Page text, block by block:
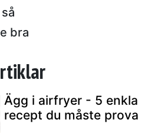
bra
Ägg i airfryer - 5 enkla
recept du måste prova